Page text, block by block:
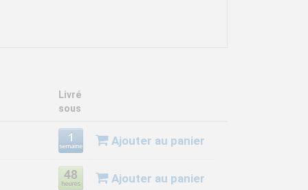
Livré
sous
Ajouter au panier
Ajouter au panier